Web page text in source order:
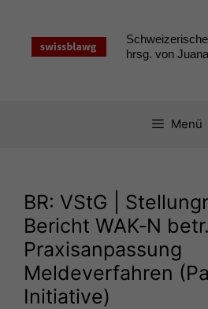
springen
hrsg. von
Menü
BR: VStG |
Bericht WAK‑N
Praxisanpassung
Meldeverfahren
Initiative)